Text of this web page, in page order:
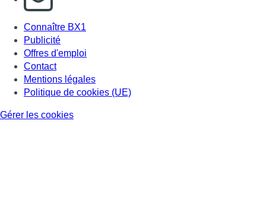
Connaître BX1
Publicité
Offres d'emploi
Contact
Mentions légales
Politique de cookies (UE)
Gérer les cookies